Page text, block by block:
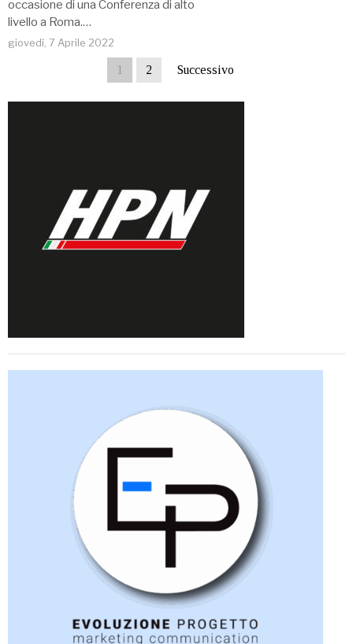
occasione di una Conferenza di alto
livello a Roma.…
giovedì, 7 Aprile 2022
1 2 Successivo